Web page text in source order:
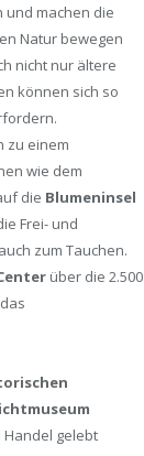
machen die
Natur bewegen
nicht nur ältere
können sich so
zu einem
wie dem
die Blumeninsel
Frei- und
zum Tauchen.
über die 2.500
Handel gelebt